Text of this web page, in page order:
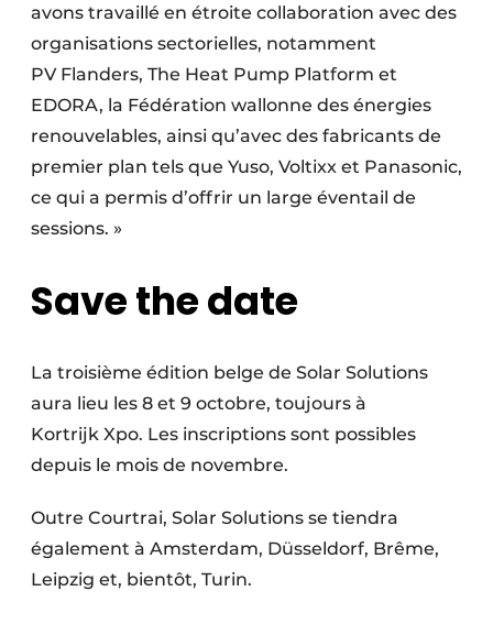
avons travaillé en étroite collaboration avec des
organisations sectorielles, notamment
PV Flanders, The Heat Pump Platform et
EDORA, la Fédération wallonne des énergies
renouvelables, ainsi qu’avec des fabricants de
premier plan tels que Yuso, Voltixx et Panasonic,
ce qui a permis d’offrir un large éventail de
sessions. »
Save the date
La troisième édition belge de Solar Solutions
aura lieu les 8 et 9 octobre, toujours à
Kortrijk Xpo. Les inscriptions sont possibles
depuis le mois de ­novembre.
Outre Courtrai, Solar Solutions se tiendra
également à Amsterdam, Düsseldorf, Brême,
Leipzig et, bientôt, Turin.